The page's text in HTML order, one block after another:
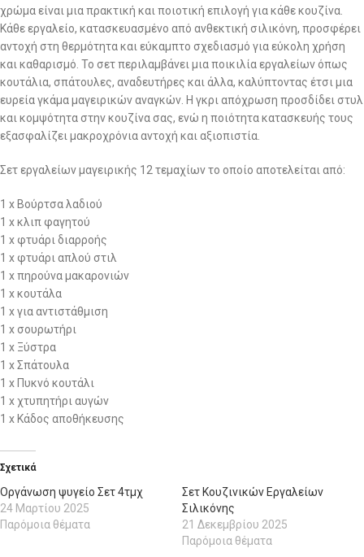
χρώμα είναι μια πρακτική και ποιοτική επιλογή για κάθε κουζίνα.
Κάθε εργαλείο, κατασκευασμένο από ανθεκτική σιλικόνη, προσφέρει
αντοχή στη θερμότητα και εύκαμπτο σχεδιασμό για εύκολη χρήση
και καθαρισμό. Το σετ περιλαμβάνει μια ποικιλία εργαλείων όπως
κουτάλια, σπάτουλες, αναδευτήρες και άλλα, καλύπτοντας έτσι μια
ευρεία γκάμα μαγειρικών αναγκών. Η γκρι απόχρωση προσδίδει στυλ
και κομψότητα στην κουζίνα σας, ενώ η ποιότητα κατασκευής τους
εξασφαλίζει μακροχρόνια αντοχή και αξιοπιστία.
Σετ εργαλείων μαγειρικής 12 τεμαχίων το οποίο αποτελείται από:
1 x Βούρτσα λαδιού
1 x κλιπ φαγητού
1 x φτυάρι διαρροής
1 x φτυάρι απλού στιλ
1 x πηρούνα μακαρονιών
1 x κουτάλα
1 x για αντιστάθμιση
1 x σουρωτήρι
1 x Ξύστρα
1 x Σπάτουλα
1 x Πυκνό κουτάλι
1 x χτυπητήρι αυγών
1 x Κάδος αποθήκευσης
Σχετικά
Οργάνωση ψυγείο Σετ 4τμχ
24 Μαρτίου 2025
Παρόμοια θέματα
Σετ Κουζινικών Εργαλείων
Σιλικόνης
21 Δεκεμβρίου 2025
Παρόμοια θέματα